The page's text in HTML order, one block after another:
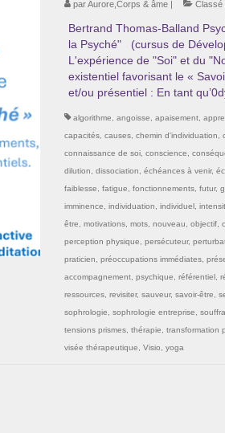
parAurore,Corps & âme| Classé
Bertrand Thomas-Balland
la Psyché" (cursus de
L'expérience de "Soi" et du
existentiel favorisant le «
et/ou présentiel : En tant
algorithme angoisse apaisement,
capacités, causes, chemin d'individuation
connaissance de soi, conscience
dilution
dissociation échéances à venir,
faiblesse
fatigue fonctionnements, futur,
imminence
individuation individuel,
être
motivations, mots, nouveau objectif,
perception physique
persécuteur,
praticien
préoccupations immédiates,
accompagnement, psychique référentiel,
ressources, revisiter, sauveur, savoir-être
sophrologie
sophrologie entreprise
tensions prismes, thérapie transformation
visée thérapeutique
Visio yoga